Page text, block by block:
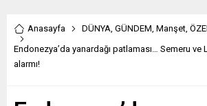
Anasayfa DÜNYA GÜNDEM Manşet
Endonezya’da yanardağı patlaması… Semeru
alarmı!